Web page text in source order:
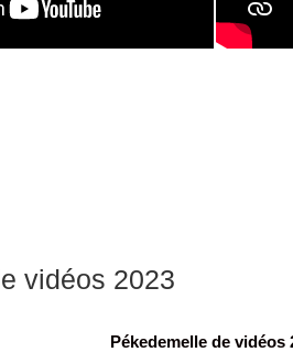
vidéos 2023
Pékedemelle de vidéos